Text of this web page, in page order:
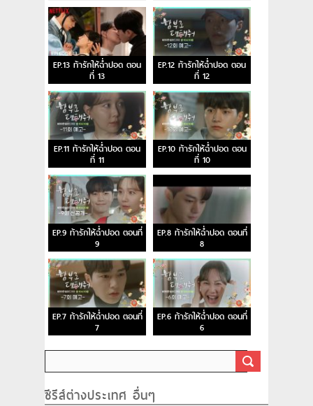
EP.13 ท้ารักให้ฉ่ำปอด ตอน
ที่ 13
EP.12 ท้ารักให้ฉ่ำปอด ตอน
ที่ 12
EP.11 ท้ารักให้ฉ่ำปอด ตอน
ที่ 11
EP.10 ท้ารักให้ฉ่ำปอด ตอน
ที่ 10
EP.9 ท้ารักให้ฉ่ำปอด ตอนที่
9
EP.8 ท้ารักให้ฉ่ำปอด ตอนที่
8
EP.7 ท้ารักให้ฉ่ำปอด ตอนที่
7
EP.6 ท้ารักให้ฉ่ำปอด ตอนที่
6
ซีรีส์ต่างประเทศ อื่นๆ